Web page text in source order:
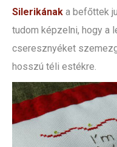
Silerikának a befőttek
tudom képzelni, hogy a
cseresznyéket
hosszú téli estékre.